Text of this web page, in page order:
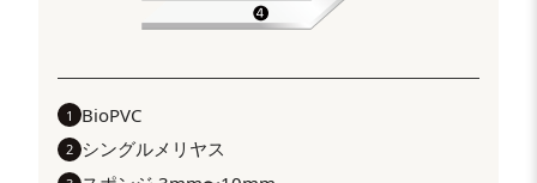
1 BioPVC
2 シングルメリヤス